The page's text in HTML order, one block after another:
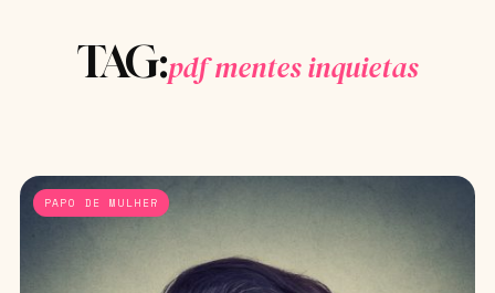
TAG:pdf mentes inquietas
PAPO DE MULHER